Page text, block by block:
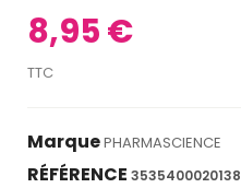
8,95 €
TTC
MarquePHARMASCIENCE
RÉFÉRENCE 3535400020138